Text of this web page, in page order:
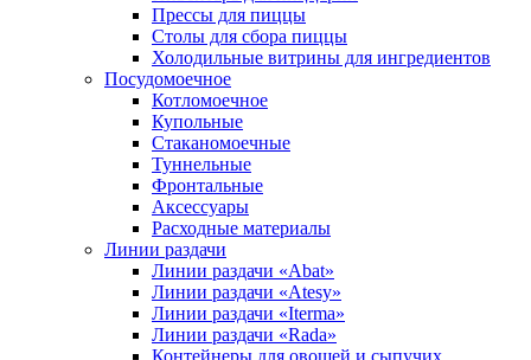
Прессы для пиццы
Столы для сбора пиццы
Холодильные витрины для ингредиентов
Посудомоечное
Котломоечное
Купольные
Стаканомоечные
Туннельные
Фронтальные
Аксессуары
Расходные материалы
Линии раздачи
Линии раздачи «Abat»
Линии раздачи «Atesy»
Линии раздачи «Iterma»
Линии раздачи «Rada»
Контейнеры для овощей и сыпучих